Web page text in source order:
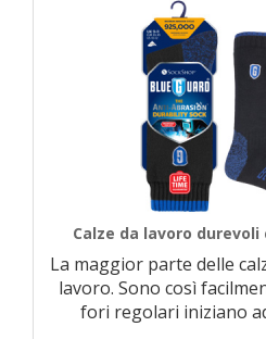
Calze da lavoro
La maggior parte delle
lavoro. Sono così
fori regolari iniziano